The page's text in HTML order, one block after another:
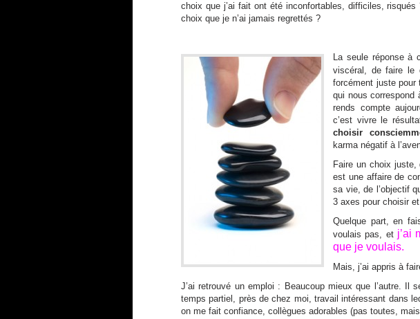
choix que j’ai fait ont été inconfortables, difficiles,
choix que je n’ai jamais regrettés ?
La seule réponse à
viscéral, de faire le
forcément juste
qui nous correspond
rends compte
c’est vivre le
choisir
karma négatif à
Faire un choix
est une affaire de
sa vie, de l’objectif
3 axes pour choisir
Quelque part, en
voulais pas, et j’ai
que je voulais.
Mais, j’ai appris à
J’ai retrouvé un emploi : Beaucoup mieux que l’autre. Il
temps partiel, près de chez moi, travail intéressant dans
on me fait confiance, collègues adorables (pas toutes,